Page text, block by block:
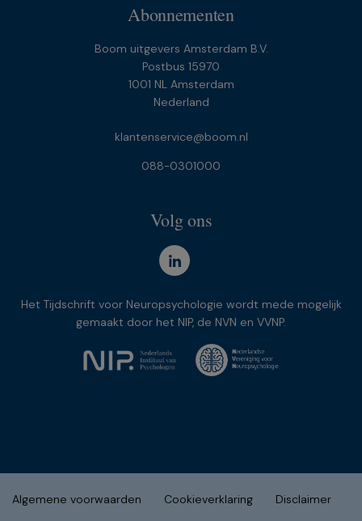
Abonnementen
Boom uitgevers Amsterdam B.V.
Postbus 15970
1001 NL Amsterdam
Nederland
klantenservice@boom.nl
088-0301000
Volg ons
Het Tijdschrift voor Neuropsychologie wordt mede mogelijk
gemaakt door het NIP, de NVN en VVNP.
Algemene voorwaarden Cookieverklaring
Disclaimer